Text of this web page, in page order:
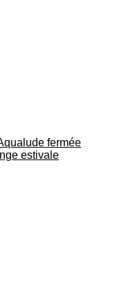
fermée
estivale